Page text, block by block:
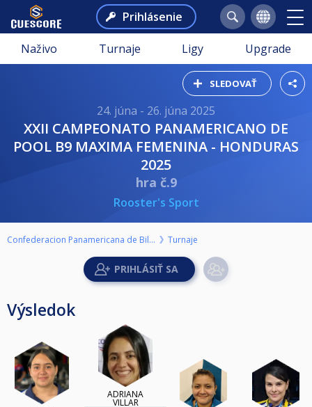
Prihlásenie
Naživo Turnaje Ligy Upgrade
SLEDOVAŤ
24. júna - 26. júna 2025
XXII CAMPEONATO PANAMERICANO DE
POOL B9 MAXIMA FEMENINA - HONDURAS
2025
hra č.9
Rooster's Sport
Confederacion Panamericana de Billar Turnaje
Výsledok
ADRIANA
VILLAR